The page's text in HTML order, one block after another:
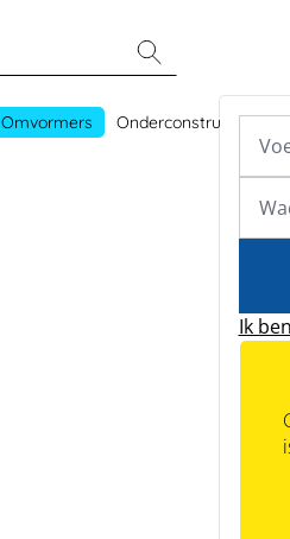
Ik
Omvormers Onderconstructie